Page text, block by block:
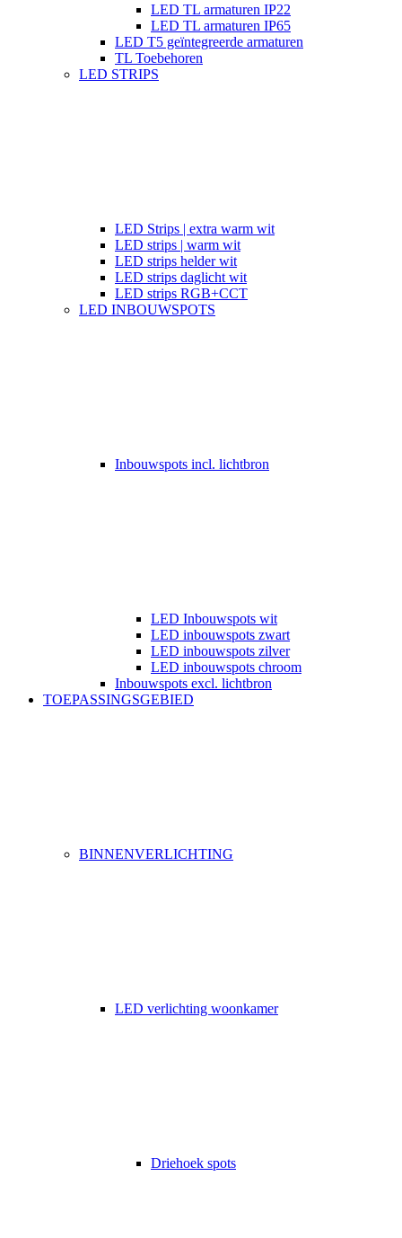
LED TL armaturen IP22
LED TL armaturen IP65
LED T5 geïntegreerde armaturen
TL Toebehoren
LED STRIPS
LED Strips | extra warm wit
LED strips | warm wit
LED strips helder wit
LED strips daglicht wit
LED strips RGB+CCT
LED INBOUWSPOTS
Inbouwspots incl. lichtbron
LED Inbouwspots wit
LED inbouwspots zwart
LED inbouwspots zilver
LED inbouwspots chroom
Inbouwspots excl. lichtbron
TOEPASSINGSGEBIED
BINNENVERLICHTING
LED verlichting woonkamer
Driehoek spots